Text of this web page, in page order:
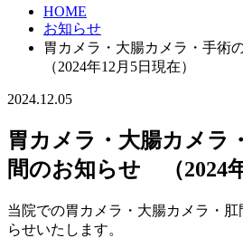
HOME
お知らせ
胃カメラ・大腸カメラ・手術
（2024年12月5日現在）
2024.12.05
胃カメラ・大腸カメラ
間のお知らせ （2024
当院での胃カメラ・大腸カメラ・
らせいたします。